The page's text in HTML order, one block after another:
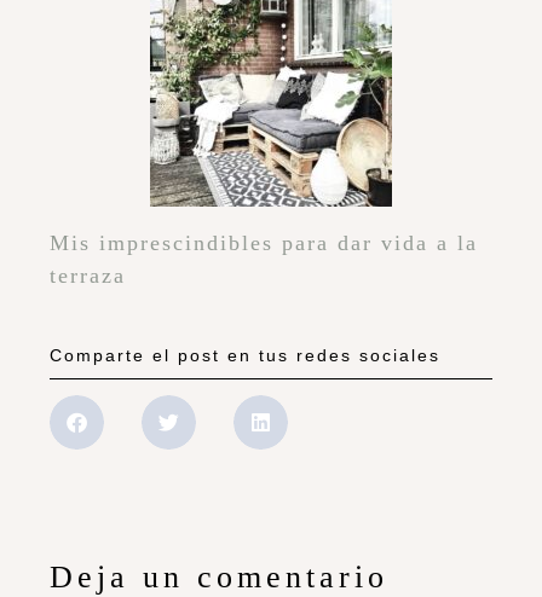
Mis imprescindibles para dar vida a la
terraza
Comparte el post en tus redes sociales
Deja un comentario